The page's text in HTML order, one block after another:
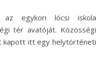
tér avatóját. Közösségi
kapott itt egy helytörténeti